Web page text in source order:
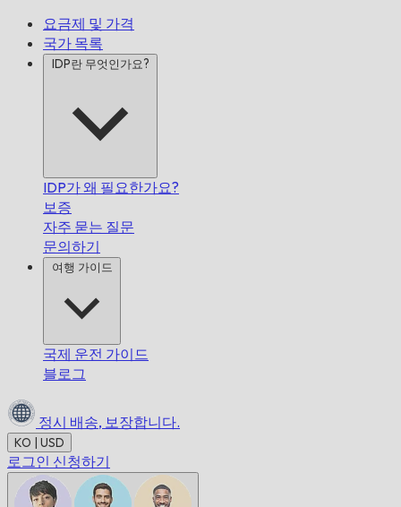
요금제 및 가격
국가 목록
IDP란 무엇인가요?
IDP가 왜 필요한가요?
보증
자주 묻는 질문
문의하기
여행 가이드
국제 운전 가이드
블로그
정시 배송, 보장합니다.
KO | USD
로그인 신청하기